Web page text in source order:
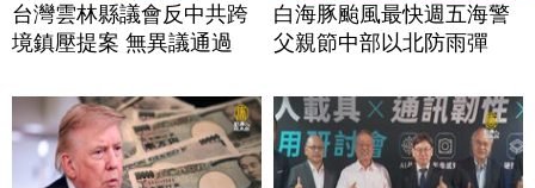
台灣雲林縣議會反中共跨
境鎮壓提案 無異議通過
白海豚颱風最快週五海警
父親節中部以北防雨彈